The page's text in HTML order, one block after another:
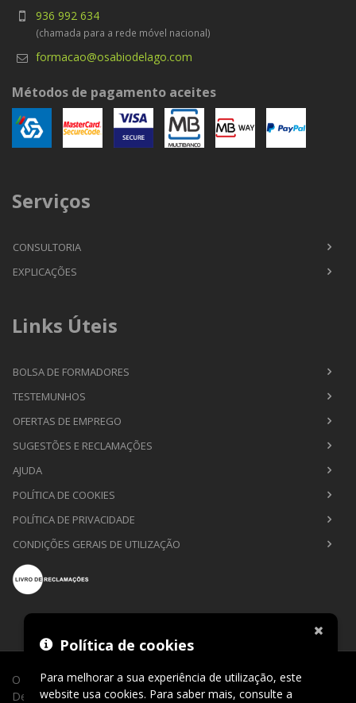
936 992 634
(chamada para a rede móvel nacional)
formacao@osabiodelago.com
Métodos de pagamento aceites
Serviços
CONSULTORIA
EXPLICAÇÕES
Links Úteis
BOLSA DE FORMADORES
TESTEMUNHOS
OFERTAS DE EMPREGO
SUGESTÕES E RECLAMAÇÕES
AJUDA
POLÍTICA DE COOKIES
POLÍTICA DE PRIVACIDADE
CONDIÇÕES GERAIS DE UTILIZAÇÃO
O Sábio de Lago © 2026. Todos os direitos reservados.
Desenvolvimento porCLIC24®
Política de cookies
Para melhorar a sua experiência de utilização, este
website usa cookies. Para saber mais, consulte a